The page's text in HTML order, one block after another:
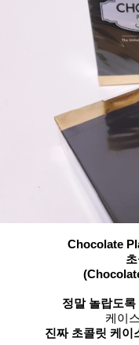
Chocolate
정말 놀랍도
케이
진짜 초콜릿 케이